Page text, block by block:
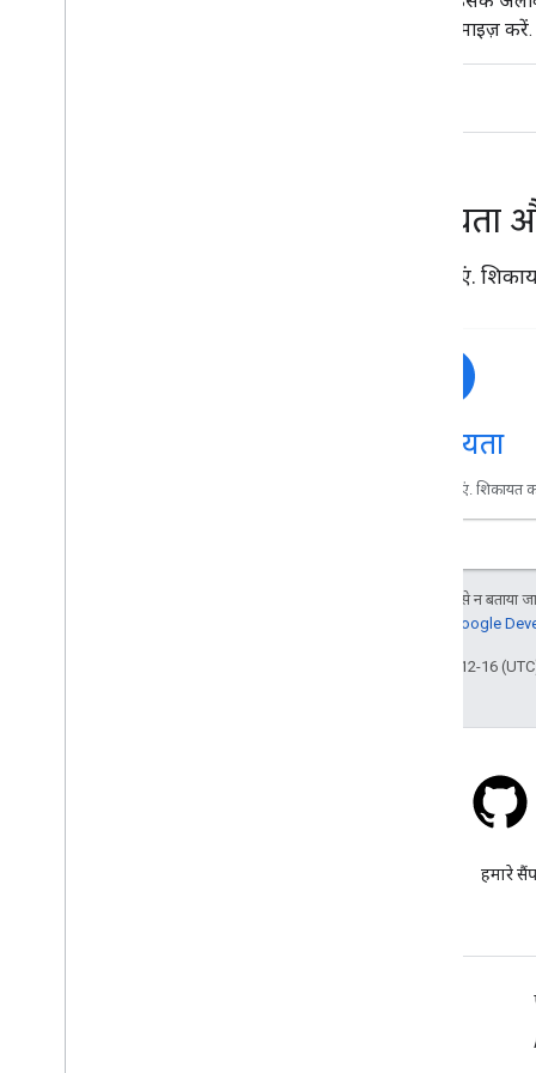
ऑप्टिमाइज़ करें.
सहायता
मदद पाएं.
सहायता
मदद पाएं. शिकायत
जब तक कुछ अलग से न बताया
Google
आखिरी बार 2025-12-16
हमारे